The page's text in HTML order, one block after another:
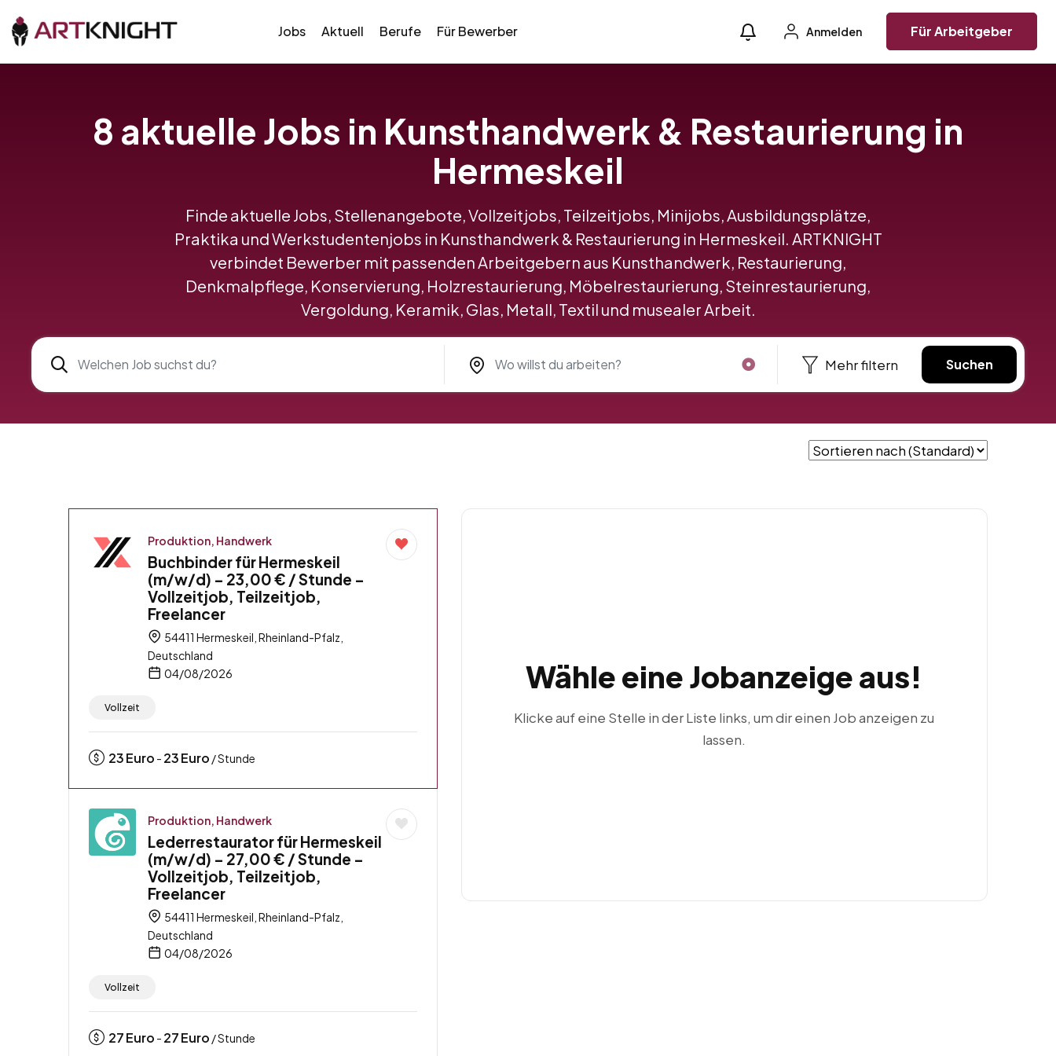
Jobs Aktuell Berufe Für Bewerber Anmelden Für Arbeitgeber
8 aktuelle Jobs in Kunsthandwerk & Restaurierung in
Hermeskeil
Finde aktuelle Jobs, Stellenangebote, Vollzeitjobs, Teilzeitjobs, Minijobs, Ausbildungsplätze,
Praktika und Werkstudentenjobs in Kunsthandwerk & Restaurierung in Hermeskeil. ARTKNIGHT
verbindet Bewerber mit passenden Arbeitgebern aus Kunsthandwerk, Restaurierung,
Denkmalpflege, Konservierung, Holzrestaurierung, Möbelrestaurierung, Steinrestaurierung,
Vergoldung, Keramik, Glas, Metall, Textil und musealer Arbeit.
Mehr filtern Suchen
Produktion, Handwerk
Buchbinder für Hermeskeil
(m/w/d) – 23,00 € / Stunde –
Vollzeitjob, Teilzeitjob,
Freelancer
54411 Hermeskeil, Rheinland-Pfalz,
Deutschland
04/08/2026
Vollzeit
23Euro - 23Euro / Stunde
Produktion, Handwerk
Lederrestaurator für Hermeskeil
(m/w/d) – 27,00 € / Stunde –
Vollzeitjob, Teilzeitjob,
Freelancer
54411 Hermeskeil, Rheinland-Pfalz,
Deutschland
04/08/2026
Vollzeit
27Euro - 27Euro / Stunde
Wähle eine Jobanzeige aus!
Klicke auf eine Stelle in der Liste links, um dir einen Job anzeigen zu
lassen.